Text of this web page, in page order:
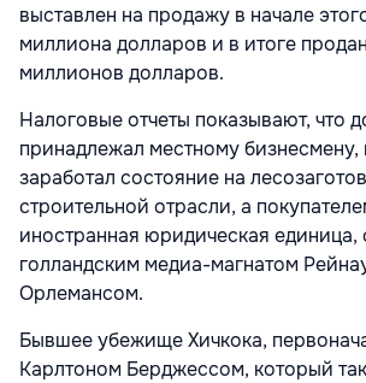
выставлен на продажу в начале
миллиона долларов и в итоге
миллионов долларов.
Налоговые отчеты показывают, что
принадлежал местному бизнесмену,
заработал состояние на
строительной отрасли, а
иностранная юридическая единица,
голландским медиа-магнатом
Орлемансом.
Бывшее убежище Хичкока,
Карлтоном Берджессом, который